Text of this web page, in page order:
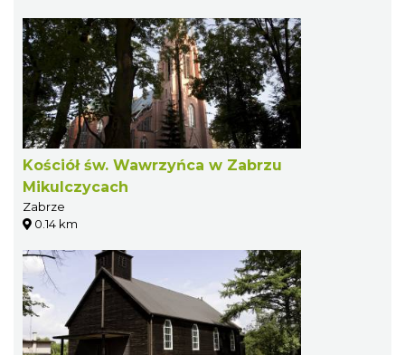
Kościół św. Wawrzyńca w Zabrzu
Mikulczycach
Zabrze
0.14 km